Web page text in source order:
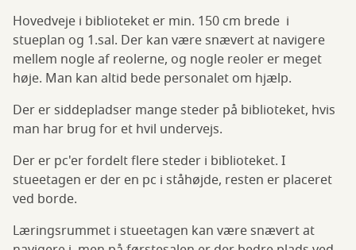
Hovedveje i biblioteket er min. 150 cm brede i
stueplan og 1.sal. Der kan være snævert at navigere
mellem nogle af reolerne, og nogle reoler er meget
høje. Man kan altid bede personalet om hjælp.
Der er siddepladser mange steder på biblioteket, hvis
man har brug for et hvil undervejs.
Der er pc'er fordelt flere steder i biblioteket. I
stueetagen er der en pc i ståhøjde, resten er placeret
ved borde.
Læringsrummet i stueetagen kan være snævert at